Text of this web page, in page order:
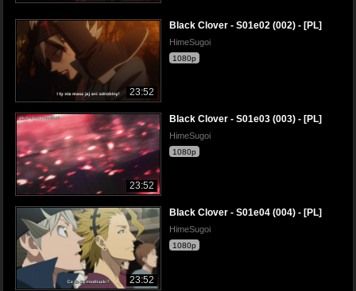
23:52
Black Clover - S01e02 (002) - [PL]
HimeSugoi
1080p
23:52
Black Clover - S01e03 (003) - [PL]
HimeSugoi
1080p
23:52
Black Clover - S01e04 (004) - [PL]
HimeSugoi
1080p